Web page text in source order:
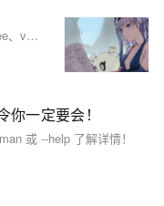
Linux服务器卡顿？可能是内存问题。掌握free、vmstat、sar三大命令，快速排查内存使用情况。free查看实时内存，vmstat诊断系统整体性能瓶颈，sar实现长期监控，三者结合，高效定位并解决内存问题。
一定要会！
或 --help 了解详情！